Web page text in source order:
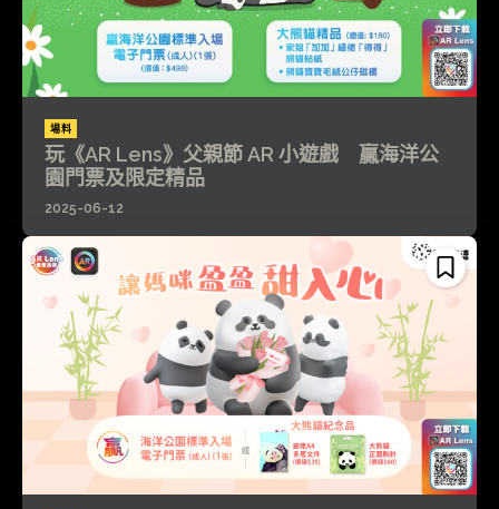
場料
玩《AR Lens》父親節 AR 小遊戲 贏海洋公
園門票及限定精品
2025-06-12